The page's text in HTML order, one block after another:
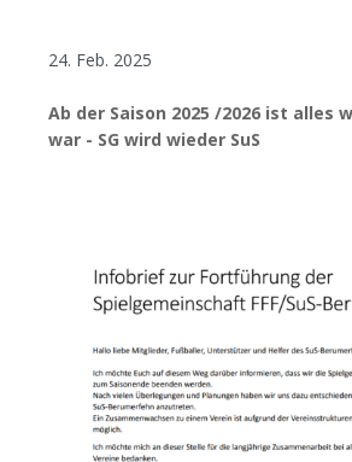
24. Feb. 2025
Ab der Saison 2025 /2026 ist alles
war - SG wird wieder SuS